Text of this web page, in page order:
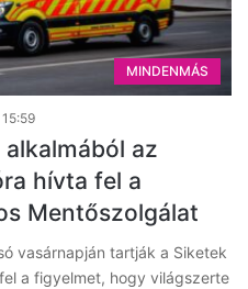
MINDENMÁS
az
hívta fel a
Mentőszolgálat
vasárnapján tartják a Siketek
a figyelmet, hogy világszerte